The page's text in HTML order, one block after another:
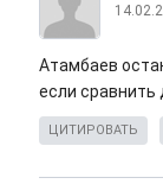
Атамбаев
если сравнить
ЦИТИРОВАТЬ